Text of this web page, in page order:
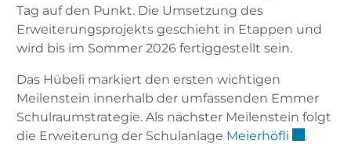
Tag auf den Punkt. Die Umsetzung des
Erweiterungsprojekts geschieht in Etappen und
wird bis im Sommer 2026 fertiggestellt sein.
Das Hübeli markiert den ersten wichtigen
Meilenstein innerhalb der umfassenden Emmer
Schulraumstrategie. Als nächster Meilenstein folgt
die Erweiterung der Schulanlage Meierhöfli
.